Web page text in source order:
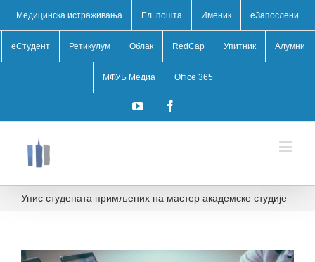
Медицинска истраживања Ел. пошта Именик eЗапослени
еСтудент Ретикулум Облак RedCap Упитник Алумни
МФУБ Медиа Office 365
YouTube
Упис студената примљених на мастер академске студије
View